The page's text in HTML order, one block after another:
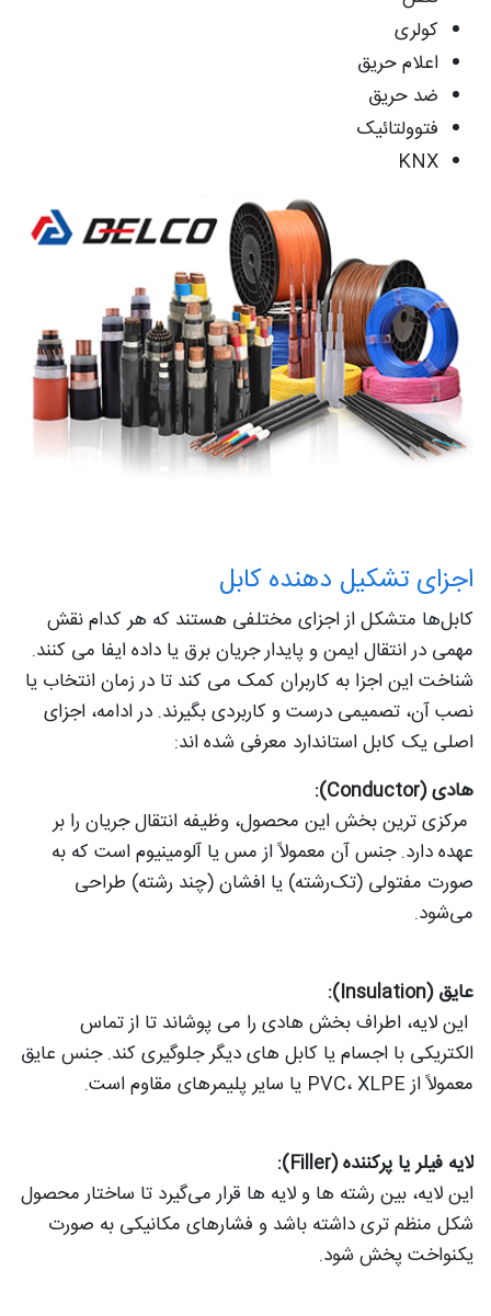
کولری
اعلام حریق
ضد حریق
فتوولتائیک
KNX
اجزای تشکیل دهنده کابل
کابل‌ها متشکل از اجزای مختلفی هستند که هر کدام نقش
مهمی در انتقال ایمن و پایدار جریان برق یا داده ایفا می‌ کنند.
شناخت این اجزا به کاربران کمک می‌ کند تا در زمان انتخاب یا
نصب آن، تصمیمی درست و کاربردی بگیرند. در ادامه، اجزای
اصلی یک کابل استاندارد معرفی شده‌ اند:
هادی (Conductor):
مرکزی‌ ترین بخش این محصول، وظیفه انتقال جریان را بر
عهده دارد. جنس آن معمولاً از مس یا آلومینیوم است که به‌
صورت مفتولی (تک‌رشته) یا افشان (چند رشته) طراحی
می‌شود.
عایق (Insulation):
این لایه، اطراف بخش هادی را می‌ پوشاند تا از تماس
الکتریکی با اجسام یا کابل‌ های دیگر جلوگیری کند. جنس عایق
معمولاً از PVC، XLPE یا سایر پلیمرهای مقاوم است.
لایه فیلر یا پرکننده (Filler):
این لایه، بین رشته‌ ها و لایه‌ ها قرار می‌گیرد تا ساختار محصول
شکل منظم‌ تری داشته باشد و فشارهای مکانیکی به‌ صورت
یکنواخت پخش شود.